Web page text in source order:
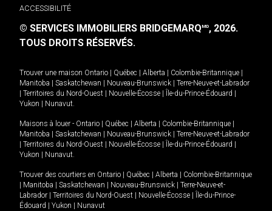
ACCESSIBILITÉ
© SERVICES IMMOBILIERS BRIDGEMARQMD, 2026.
TOUS DROITS RÉSERVÉS.
Trouver une maison Ontario Québec Alberta Colombie-Britannique
Manitoba
Saskatchewan Nouveau-Brunswick
Terre-Neuve-et-Labrador
Territoires du Nord-Ouest Nouvelle-Écosse Île-du-Prince-Édouard
Yukon
Nunavut.
Maisons à louer - Ontario Québec Alberta Colombie-Britannique
Manitoba
Saskatchewan Nouveau-Brunswick
Terre-Neuve-et-Labrador
Territoires du Nord-Ouest Nouvelle-Écosse Île-du-Prince-Édouard
Yukon
Nunavut.
Trouver des courtiers en Ontario Québec Alberta
Colombie-Britannique
Manitoba Saskatchewan Nouveau-Brunswick
Terre-Neuve-et-
Labrador
Territoires du Nord-Ouest Nouvelle-Écosse
Île-du-Prince-
Édouard
Yukon Nunavut